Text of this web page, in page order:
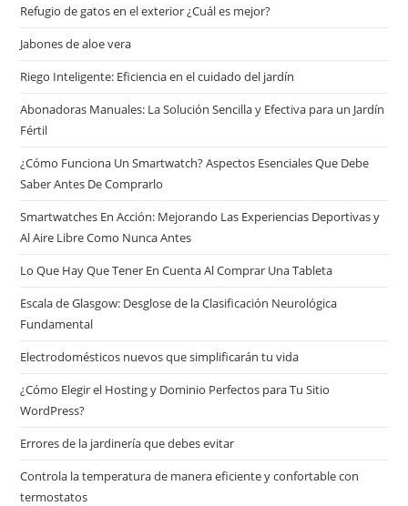
Refugio de gatos en el exterior ¿Cuál es mejor?
Jabones de aloe vera
Riego Inteligente: Eficiencia en el cuidado del jardín
Abonadoras Manuales: La Solución Sencilla y Efectiva para un Jardín
Fértil
¿Cómo Funciona Un Smartwatch? Aspectos Esenciales Que Debe
Saber Antes De Comprarlo
Smartwatches En Acción: Mejorando Las Experiencias Deportivas y
Al Aire Libre Como Nunca Antes
Lo Que Hay Que Tener En Cuenta Al Comprar Una Tableta
Escala de Glasgow: Desglose de la Clasificación Neurológica
Fundamental
Electrodomésticos nuevos que simplificarán tu vida
¿Cómo Elegir el Hosting y Dominio Perfectos para Tu Sitio
WordPress?
Errores de la jardinería que debes evitar
Controla la temperatura de manera eficiente y confortable con
termostatos